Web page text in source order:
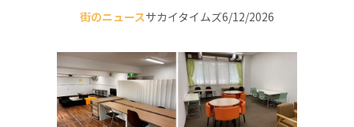
街のニュースサカイタイムズ6/12/2026